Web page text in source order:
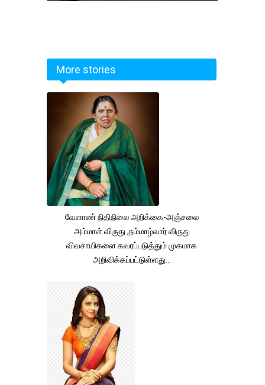
More stories
வேளாண் நிதிநிலை அறிக்கை-அஞ்சலை
அம்மாள் விருது ,நம்மாழ்வார் விருது
விவசாயிகளை கவரப்படுத்தும் முகமாக
அறிவிக்கப்பட்டுள்ளது...